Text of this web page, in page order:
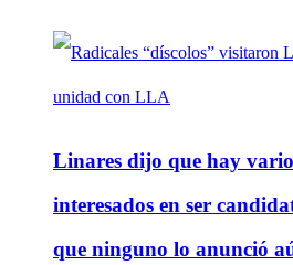
Linares dijo que hay
interesados en ser
que ninguno lo anunció